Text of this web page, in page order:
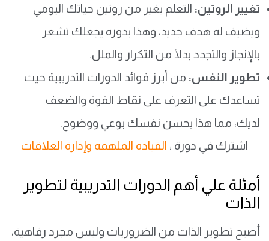
تغيير الروتين: التعلم يغير من روتين حياتك اليومي
ويضيف له هدف جديد، وهذا بدوره يجعلك تشعر
بالإنجاز والتجدد بدلًا من التكرار والملل.
تطوير النفس: من أبرز فوائد الدورات التدريبية حيث
تساعدك على التعرف على نقاط القوة والضعف
لديك، مما هذا يحسن نفسك بوعي ووضوح.
اشترك في دورة : القياده الملهمه وإدارة العلاقات
أمثلة علي أهم الدورات التدريبية لتطوير
الذات
أصبح تطوير الذات من الضروريات وليس مجرد رفاهية،